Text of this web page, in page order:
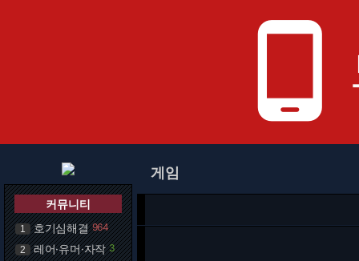
phone_android
커뮤니티
1 호기심해결 964
2 레어·유머·자작 3
게임